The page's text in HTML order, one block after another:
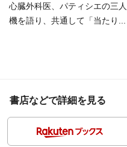
心臓外科医、パティシエの三
機を語り、共通して「当たり...
書店などで詳細を見る